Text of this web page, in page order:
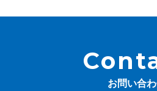
お問い合